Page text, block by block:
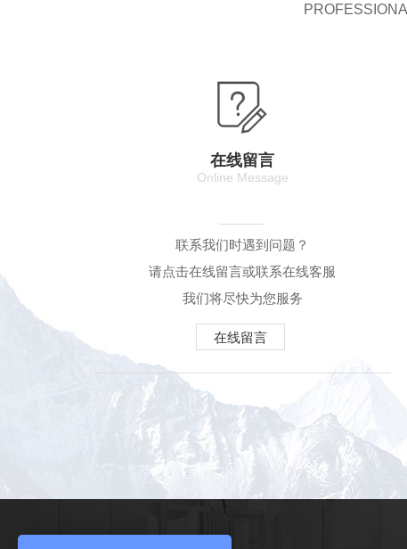
在线留言
Online Message
联系我们时遇到问题？
请点击在线留言或联系在线客服
我们将尽快为您服务
在线留言